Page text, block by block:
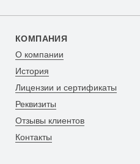
КОМПАНИЯ
О компании
История
Лицензии и сертификаты
Реквизиты
Отзывы клиентов
Контакты